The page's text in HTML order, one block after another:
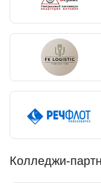
Колледжи-